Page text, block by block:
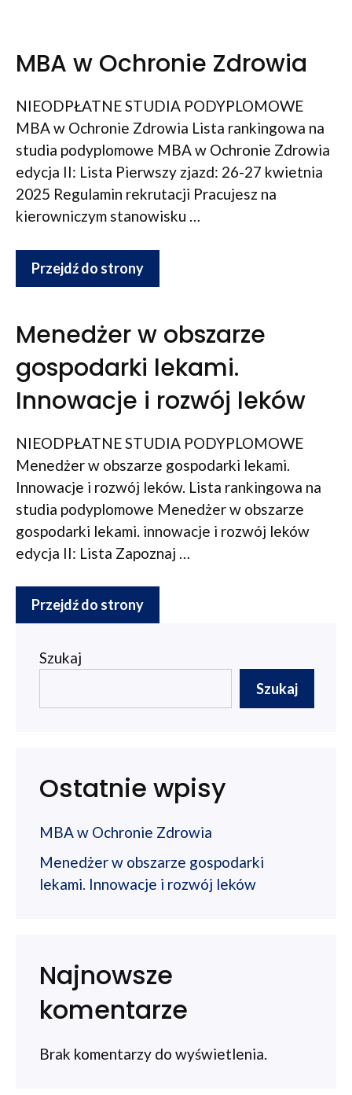
MBA w Ochronie Zdrowia
NIEODPŁATNE STUDIA PODYPLOMOWE
MBA w Ochronie Zdrowia Lista rankingowa na
studia podyplomowe MBA w Ochronie Zdrowia
edycja II: Lista Pierwszy zjazd: 26-27 kwietnia
2025 Regulamin rekrutacji Pracujesz na
kierowniczym stanowisku …
Przejdź do strony
Menedżer w obszarze
gospodarki lekami.
Innowacje i rozwój leków
NIEODPŁATNE STUDIA PODYPLOMOWE
Menedżer w obszarze gospodarki lekami.
Innowacje i rozwój leków. Lista rankingowa na
studia podyplomowe Menedżer w obszarze
gospodarki lekami. innowacje i rozwój leków
edycja II: Lista Zapoznaj …
Przejdź do strony
Szukaj
Szukaj
Ostatnie wpisy
MBA w Ochronie Zdrowia
Menedżer w obszarze gospodarki
lekami. Innowacje i rozwój leków
Najnowsze
komentarze
Brak komentarzy do wyświetlenia.